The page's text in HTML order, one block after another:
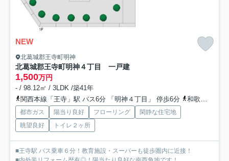
NEW
北葛城郡王寺町明神
北葛城郡王寺町明神４丁目 一戸建
1,500万円
- / 98.12㎡ / 3LDK /築41年
関西本線「王寺」駅 バス6分 「明神４丁目」 停歩6分
和歌山線「畠田」駅 徒歩21分
都市ガス 陽当り良好 フローリング
閑静な住宅地
眺望良好
トイレ２ヶ所
■王寺駅 バス乗車６分！教育施設・スーパーも徒歩圏内に近接！